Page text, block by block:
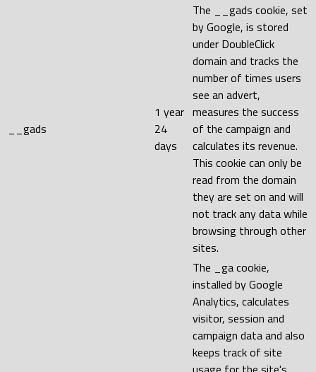
__gads
1 year
24
days
The __gads cookie, set
by Google, is stored
under DoubleClick
domain and tracks the
number of times users
see an advert,
measures the success
of the campaign and
calculates its revenue.
This cookie can only be
read from the domain
they are set on and will
not track any data while
browsing through other
sites.
The _ga cookie,
installed by Google
Analytics, calculates
visitor, session and
campaign data and also
keeps track of site